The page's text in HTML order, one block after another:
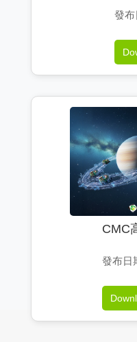
發布
CMC
發布日